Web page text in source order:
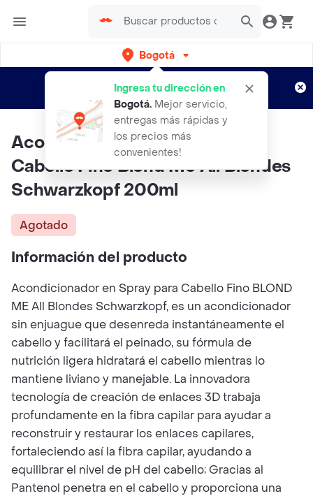
Bogotá
Ingresa tu dirección en
Bogotá. Mejor servicio,
entregas más rápidas y
los precios más
convenientes!
envíos gratis por semanas
Aplican TyC
Acondicionador En Spray Para
Cabello Fino Blond Me All Blondes
Schwarzkopf 200ml
Agotado
Información del producto
Acondicionador en Spray para Cabello Fino BLOND
ME All Blondes Schwarzkopf, es un acondicionador
sin enjuague que desenreda instantáneamente el
cabello y facilitará el peinado, su fórmula de
nutrición ligera hidratará el cabello mientras lo
mantiene liviano y manejable. La innovadora
tecnología de creación de enlaces 3D trabaja
profundamente en la fibra capilar para ayudar a
reconstruir y restaurar los enlaces capilares,
fortaleciendo así la fibra capilar, ayudando a
equilibrar el nivel de pH del cabello; Gracias al
Pantenol penetra en el cabello y proporciona una